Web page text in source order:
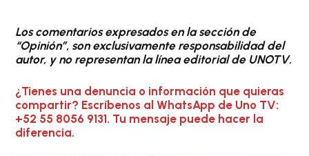
Los comentarios expresados en la sección de
“Opinión”, son exclusivamente responsabilidad del
autor, y no representan la línea editorial de UNOTV.
¿Tienes una denuncia o información que quieras
compartir? Escríbenos al WhatsApp de Uno TV:
+52 55 8056 9131. Tu mensaje puede hacer la
diferencia.